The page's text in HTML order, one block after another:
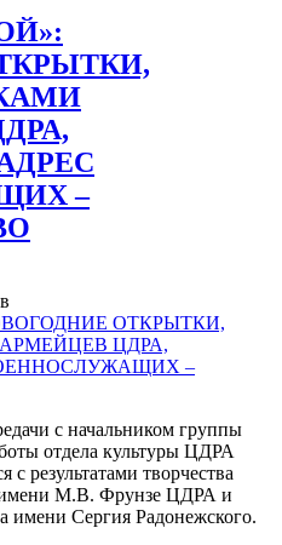
–
с начальником группы
отдела культуры ЦДРА
результатами творчества
имени М.В. Фрунзе ЦДРА и
имени Сергия Радонежского.